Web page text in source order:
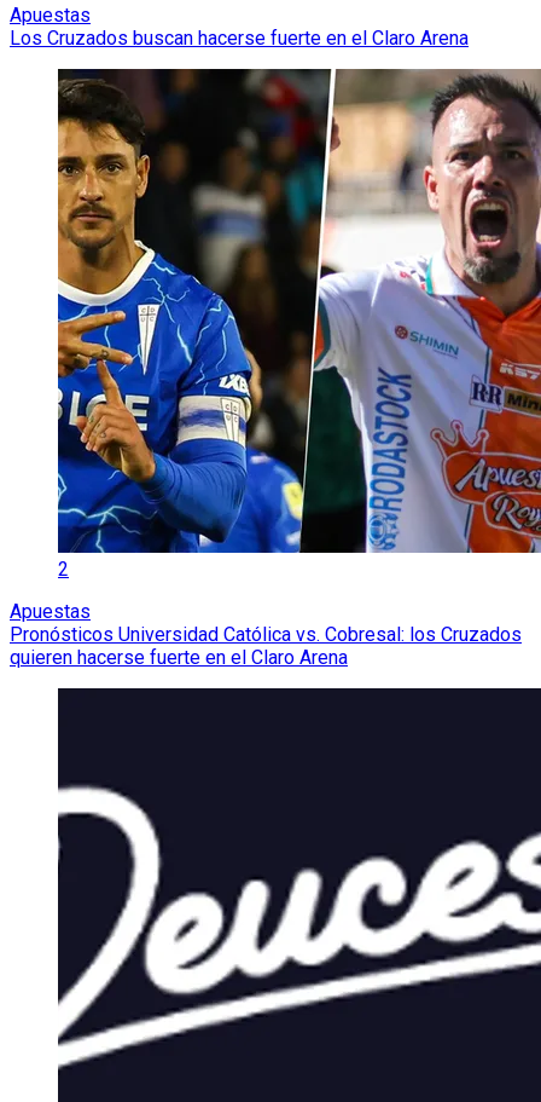
Apuestas
Los Cruzados buscan hacerse fuerte en el Claro Arena
2
Apuestas
Pronósticos Universidad Católica vs. Cobresal: los Cruzados
quieren hacerse fuerte en el Claro Arena